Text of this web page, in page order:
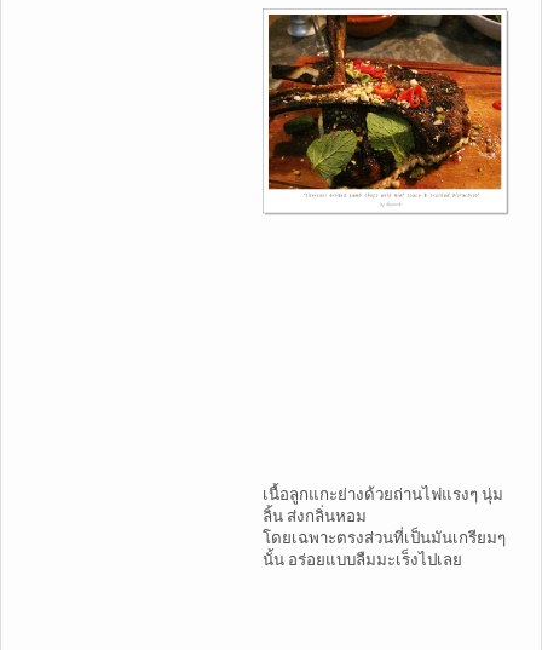
เนื้อลูกแกะย่างด้วยถ่านไฟแรงๆ นุ่ม
ลิ้น ส่งกลิ่นหอม
โดยเฉพาะตรงส่วนที่เป็นมันเกรียมๆ
นั้น อร่อยแบบลืมมะเร็งไปเลย